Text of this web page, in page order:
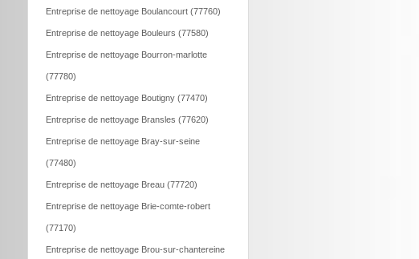
Entreprise de nettoyage Boulancourt (77760)
Entreprise de nettoyage Bouleurs (77580)
Entreprise de nettoyage Bourron-marlotte
(77780)
Entreprise de nettoyage Boutigny (77470)
Entreprise de nettoyage Bransles (77620)
Entreprise de nettoyage Bray-sur-seine
(77480)
Entreprise de nettoyage Breau (77720)
Entreprise de nettoyage Brie-comte-robert
(77170)
Entreprise de nettoyage Brou-sur-chantereine